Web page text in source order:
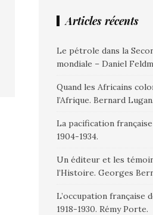
Articles récents
Le pétrole dans la
mondiale – Daniel
Quand les Africains
l’Afrique. Bernard Lugan.
La pacification
1904-1934.
Un éditeur et les
l’Histoire. Georges
L’occupation française
1918-1930. Rémy Porte.